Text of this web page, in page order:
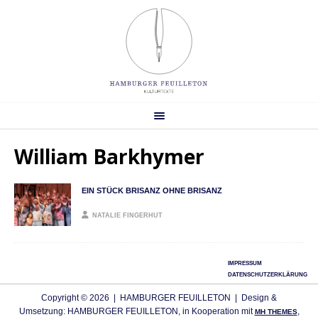
William Barkhymer
EIN STÜCK BRISANZ OHNE BRISANZ
NATALIE FINGERHUT
IMPRESSUM
DATENSCHUTZERKLÄRUNG
Copyright © 2026 | HAMBURGER FEUILLETON | Design &
Umsetzung: HAMBURGER FEUILLETON, in Kooperation mitMH THEMES,